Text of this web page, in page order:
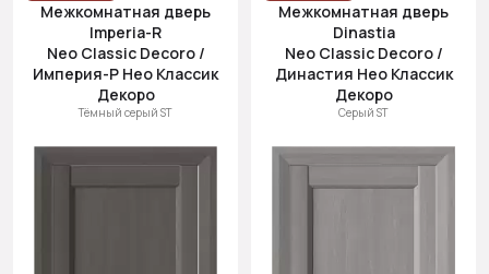
Межкомнатная дверь
Imperia-R
Neo Classic Decoro /
Империя-Р Нео Классик
Декоро
Тёмный серый ST
Межкомнатная дверь
Dinastia
Neo Classic Decoro /
Династия Нео Классик
Декоро
Серый ST